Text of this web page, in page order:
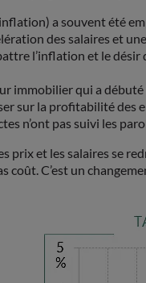
a souvent été
des salaires
l’inflation et le
immobilier qui a
sur la profitabilité
n’ont pas suivi les
prix et les salaires se
coût. C’est un